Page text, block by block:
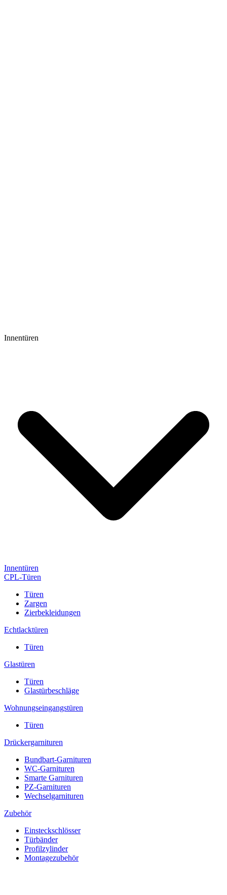
Innentüren
Innentüren
CPL-Türen
Türen
Zargen
Zierbekleidungen
Echtlacktüren
Türen
Glastüren
Türen
Glastürbeschläge
Wohnungseingangstüren
Türen
Drückergarnituren
Bundbart-Garnituren
WC-Garnituren
Smarte Garnituren
PZ-Garnituren
Wechselgarnituren
Zubehör
Einsteckschlösser
Türbänder
Profilzylinder
Montagezubehör